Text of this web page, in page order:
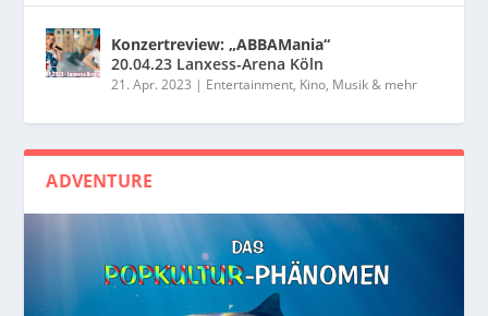
Konzertreview: „ABBAMania“
20.04.23 Lanxess-Arena Köln
21. Apr. 2023 | Entertainment, Kino, Musik & mehr
ADVENTURE